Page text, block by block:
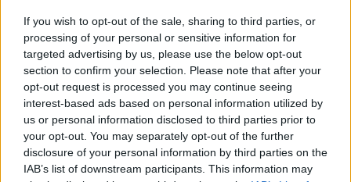
If you wish to opt-out of the sale, sharing to third parties, or
processing of your personal or sensitive information for
targeted advertising by us, please use the below opt-out
section to confirm your selection. Please note that after your
opt-out request is processed you may continue seeing
interest-based ads based on personal information utilized by
us or personal information disclosed to third parties prior to
your opt-out. You may separately opt-out of the further
disclosure of your personal information by third parties on the
IAB’s list of downstream participants. This information may
Re e regnanti
A noi interessa il dito non la luna
Come rubare allo stato e vivere felici
Una performance
Il compagno
​Io (allo specchio)
Tramonto
Passato, presente, futuro
La virtù del non fare
Il giorno dei saldi
L'ultimo post